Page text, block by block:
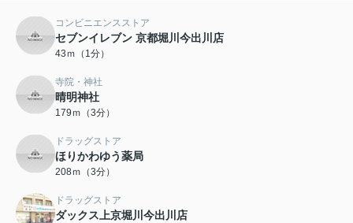
コンビニエンスストア
セブンイレブン 京都堀川今出川店
43ｍ（1分）
寺院・神社
晴明神社
179ｍ（3分）
ドラッグストア
ほりかわゆう薬局
208ｍ（3分）
ドラッグストア
ダックス上京堀川今出川店